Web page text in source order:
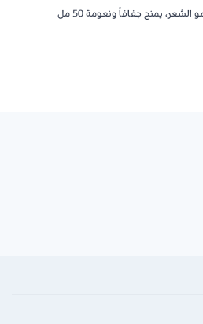
يمنح جفافاً ونعومة 50 مل